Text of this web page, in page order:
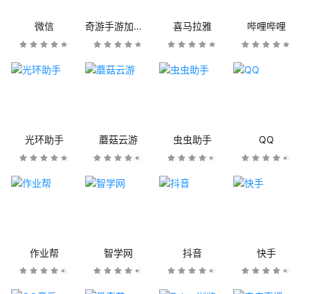
微信 奇游手游加速器 喜马拉雅 哔哩哔哩
光环助手 蘑菇云游 虫虫助手 QQ
作业帮 智学网 抖音 快手